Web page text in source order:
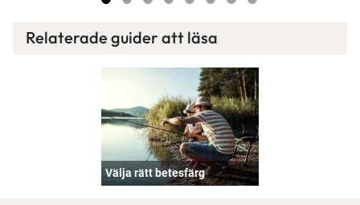
Relaterade guider att läsa
Välja rätt betesfärg